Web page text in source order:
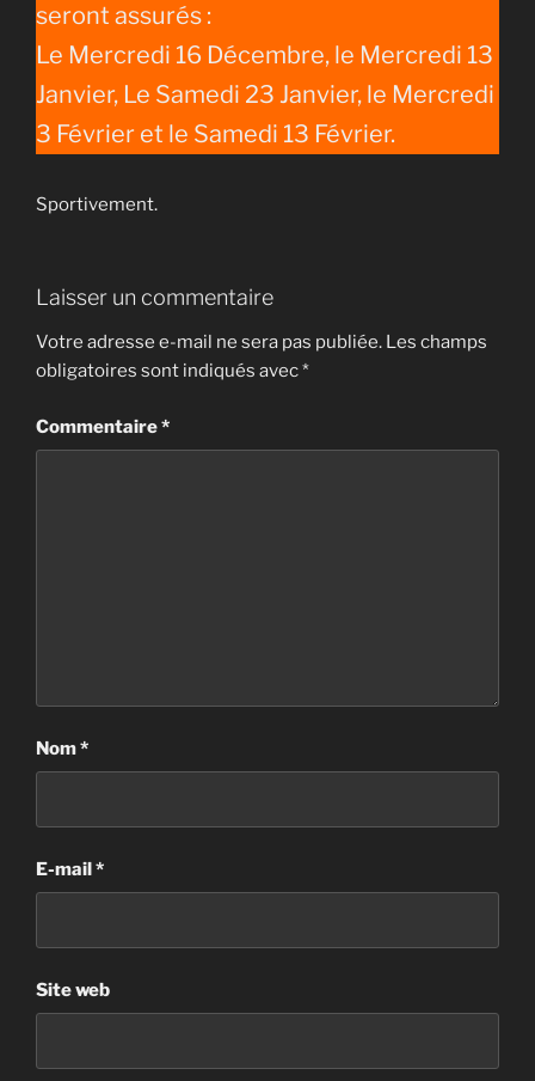
seront assurés :
Le Mercredi 16 Décembre, le Mercredi 13
Janvier, Le Samedi 23 Janvier, le Mercredi
3 Février et le Samedi 13 Février.
Sportivement.
Laisser un commentaire
Votre adresse e-mail ne sera pas publiée. Les champs
obligatoires sont indiqués avec*
Commentaire*
Nom*
E-mail*
Site web